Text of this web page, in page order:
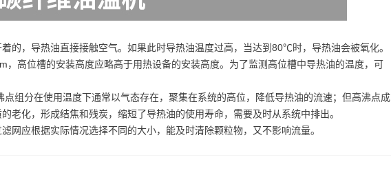
的，导热油直接接触空气。如果此时导热油温度过高，当达到80℃时，导热油会被氧化。
，高位槽的安装高度应略高于用热设备的安装高度。为了监测高位槽中导热油的温度，可
组分在使用温度下通常以气态存在，聚集在系统的高位，降低导热油的流速；但高沸点成
老化，形成结焦和残炭，缩短了导热油的使用寿命，需要及时从系统中排出。
网应根据实际情况选择不同的大小，能及时清除颗粒物，又不影响流量。